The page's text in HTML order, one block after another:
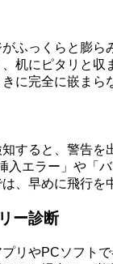
ふっくらと膨ら
机にピタリと収
に完全に嵌ま
すると、警告を
エラー」や「
、早めに飛行を
ー診断
リやPCソフト